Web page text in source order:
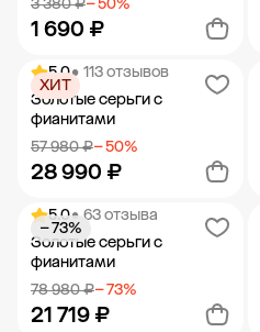
3 380 ₽− 50%
1 690 ₽
Добавить в корзину
5.0• 113 отзывов
Золотые серьги с
фианитами
57 980 ₽− 50%
28 990 ₽
ХИТ
Добавить в корзину
5.0• 63 отзыва
Золотые серьги с
фианитами
78 980 ₽− 73%
21 719 ₽
− 73%